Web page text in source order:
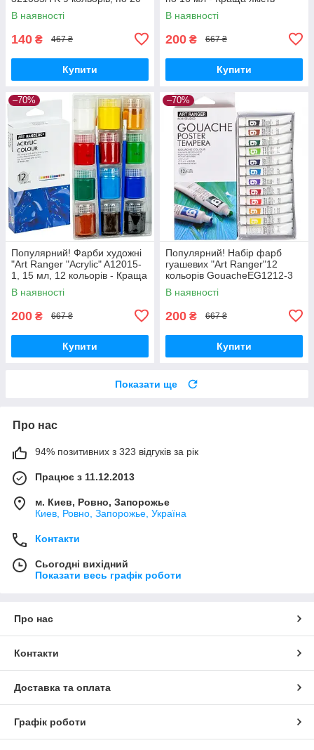
мл - Краща якість тільки на
Nukleon.com.ua
В наявності
140 ₴ 467 ₴
Купити
тільки на Nukleon.com.ua
В наявності
200 ₴ 667 ₴
Купити
–70%
Популярний! Фарби художні
"Art Ranger "Acrylic" A12015-
1, 15 мл, 12 кольорів - Краща
якість тільки на
Nukleon.com.ua
В наявності
200 ₴ 667 ₴
Купити
–70%
Популярний! Набір фарб
гуашевих "Art Ranger"12
кольорів GouacheEG1212-3
12мл - Краща якість тільки на
Nukleon.com.ua
В наявності
200 ₴ 667 ₴
Купити
Показати ще
Про нас
94% позитивних з 323 відгуків за рік
Працює з 11.12.2013
м. Киев, Ровно, Запорожье
Киев, Ровно, Запорожье, Україна
Контакти
Сьогодні вихідний
Показати весь графік роботи
Про нас
Контакти
Доставка та оплата
Графік роботи